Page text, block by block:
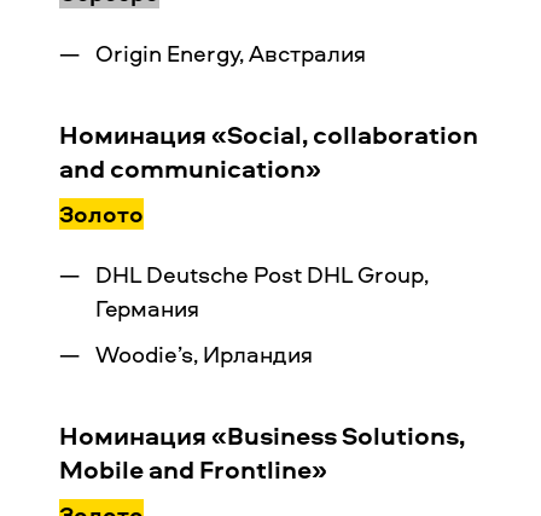
Origin Energy, Австралия
Номинация «Social, collaboration
and communication»
Золото
DHL Deutsche Post DHL Group,
Германия
Woodie’s, Ирландия
Номинация «Business Solutions,
Mobile and Frontline»